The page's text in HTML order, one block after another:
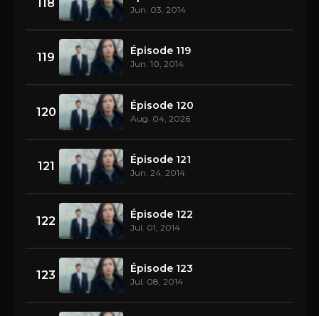
118 Jun. 03, 2014
119 Épisode 119
Jun. 10, 2014
120 Épisode 120
Aug. 04, 2026
121 Épisode 121
Jun. 24, 2014
122 Épisode 122
Jul. 01, 2014
123 Épisode 123
Jul. 08, 2014